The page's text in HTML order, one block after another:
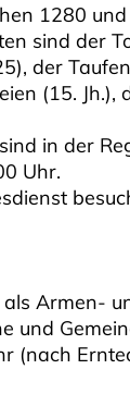
1280
sind der
der
(15.
in der
Uhr.
Armen-
und
(nach